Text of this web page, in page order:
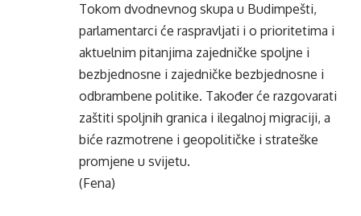
Tokom dvodnevnog skupa u Budimpešti,
parlamentarci će raspravljati i o prioritetima i
aktuelnim pitanjima zajedničke spoljne i
bezbjednosne i zajedničke bezbjednosne i
odbrambene politike. Također će razgovarati
zaštiti spoljnih granica i ilegalnoj migraciji, a
biće razmotrene i geopolitičke i strateške
promjene u svijetu.
(Fena)